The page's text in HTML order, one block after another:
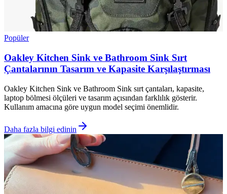
Popüler
Oakley Kitchen Sink ve Bathroom Sink Sırt
Çantalarının Tasarım ve Kapasite Karşılaştırması
Oakley Kitchen Sink ve Bathroom Sink sırt çantaları, kapasite,
laptop bölmesi ölçüleri ve tasarım açısından farklılık gösterir.
Kullanım amacına göre uygun model seçimi önemlidir.
Daha fazla bilgi edinin